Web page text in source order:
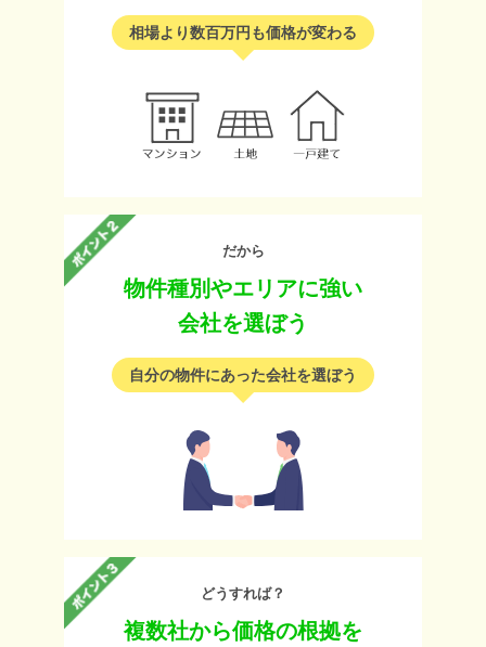
相場より数百万円も価格が変わる
だから
物件種別やエリアに強い
会社を選ぼう
自分の物件にあった会社を選ぼう
どうすれば？
複数社から価格の根拠を